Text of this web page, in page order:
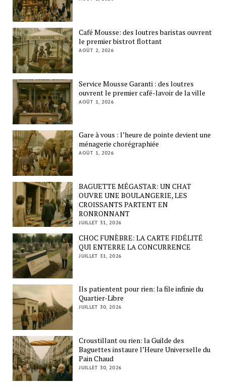
Café Mousse: des loutres baristas ouvrent
le premier bistrot flottant
AOÛT 2, 2026
Service Mousse Garanti : des loutres
ouvrent le premier café-lavoir de la ville
AOÛT 1, 2026
Gare à vous : l’heure de pointe devient une
ménagerie chorégraphiée
AOÛT 1, 2026
BAGUETTE MÉGASTAR: UN CHAT
OUVRE UNE BOULANGERIE, LES
CROISSANTS PARTENT EN
RONRONNANT
JUILLET 31, 2026
CHOC FUNÈBRE: LA CARTE FIDÉLITÉ
QUI ENTERRE LA CONCURRENCE
JUILLET 31, 2026
Ils patientent pour rien: la file infinie du
Quartier-Libre
JUILLET 30, 2026
Croustillant ou rien: la Guilde des
Baguettes instaure l’Heure Universelle du
Pain Chaud
JUILLET 30, 2026